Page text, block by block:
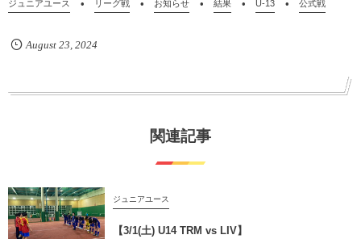
ジュニアユース リーグ戦 お知らせ 結果 U-13 公式戦
August 23 2024
関連記事
ジュニアユース
【3/1(土) U14 TRM vs LIV】